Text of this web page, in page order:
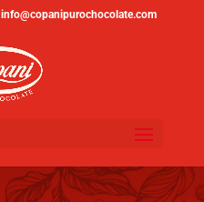
info@copanipurochocolate.com